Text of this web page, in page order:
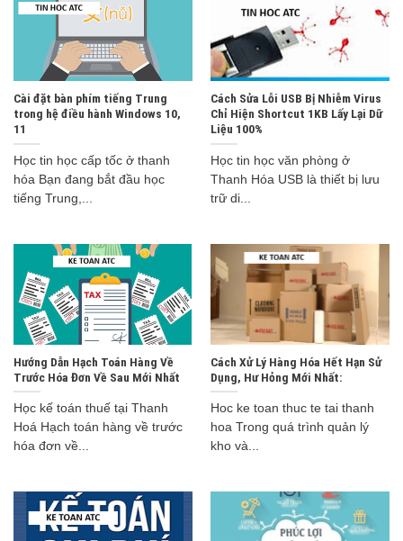
Cài đặt bàn phím tiếng Trung
trong hệ điều hành Windows 10,
11
Học tin học cấp tốc ở thanh
hóa Bạn đang bắt đầu học
tiếng Trung,...
Cách Sửa Lỗi USB Bị Nhiễm Virus
Chỉ Hiện Shortcut 1KB Lấy Lại Dữ
Liệu 100%
Học tin học văn phòng ở
Thanh Hóa USB là thiết bị lưu
trữ di...
Hướng Dẫn Hạch Toán Hàng Về
Trước Hóa Đơn Về Sau Mới Nhất
Học kế toán thuế tại Thanh
Hoá Hạch toán hàng về trước
hóa đơn về...
Cách Xử Lý Hàng Hóa Hết Hạn Sử
Dụng, Hư Hỏng Mới Nhất:
Hoc ke toan thuc te tai thanh
hoa Trong quá trình quản lý
kho và...